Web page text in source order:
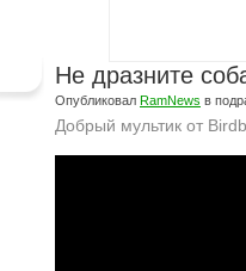
Не дразните
Опубликовал RamNews в
Добрый мультик от